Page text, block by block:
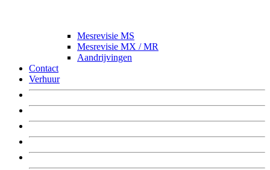
Mesrevisie MS
Mesrevisie MX / MR
Aandrijvingen
Contact
Verhuur